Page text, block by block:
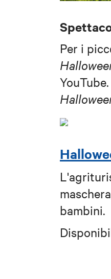
Per i
bambini.